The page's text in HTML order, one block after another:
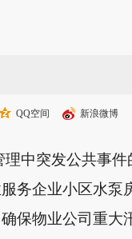
QQ空间 新浪微博
理中突发公共事
务企业小区水泵
保物业公司重大